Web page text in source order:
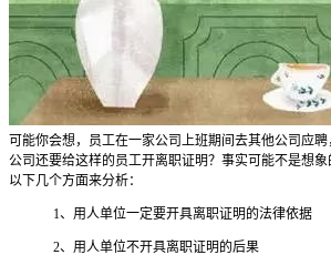
可能你会想，员工在一家公司上班期间去其他公司应
公司还要给这样的员工开离职证明？事实可能不是想
以下几个方面来分析：
1、用人单位一定要开具离职证明的法律依据
2、用人单位不开具离职证明的后果